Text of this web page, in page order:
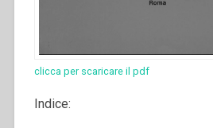
clicca per scaricare il pdf
Indice: